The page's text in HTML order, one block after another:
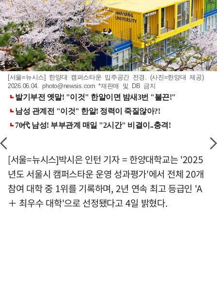
[서울=뉴시스] 한양대 캠퍼스타운 입주공간 전경. (사진=한양대 제공)
2026.06.04.photo@newsis.com *재판매 및 DB 금지
[서울=뉴시스]박시은 인턴 기자 = 한양대학교는 '2025
년도 서울시 캠퍼스타운 운영 성과평가'에서 전체 20개
참여 대학 중 1위를 기록하며, 2년 연속 최고 등급인 'A
＋ 최우수 대학'으로 선정됐다고 4일 밝혔다.